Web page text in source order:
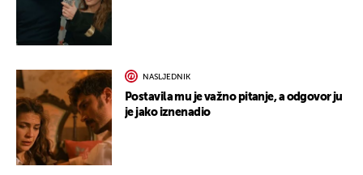
NASLJEDNIK
Postavila mu je važno pitanje, a odgovor ju
je jako iznenadio